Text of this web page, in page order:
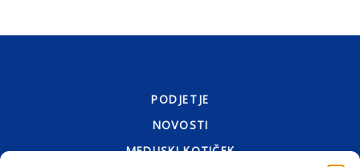
PODJETJE
NOVOSTI
MEDIJSKI KOTIČEK